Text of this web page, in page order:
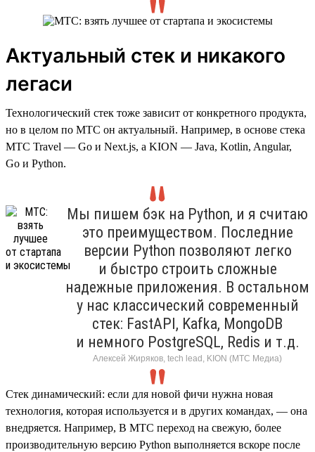
Актуальный стек и никакого
легаси
Технологический стек тоже зависит от конкретного продукта,
но в целом по МТС он актуальный. Например, в основе стека
МТС Travel — Go и Next.js, а KION — Java, Kotlin, Angular,
Go и Python.
Мы пишем бэк на Python, и я считаю
это преимуществом. Последние
версии Python позволяют легко
и быстро строить сложные
надежные приложения. В остальном
у нас классический современный
стек: FastAPI, Kafka, MongoDB
и немного PostgreSQL, Redis и т.д.
Алексей Жиряков, tech lead, KION (МТС Медиа)
Стек динамический: если для новой фичи нужна новая
технология, которая используется и в других командах, — она
внедряется. Например, В МТС переход на свежую, более
производительную версию Python выполняется вскоре после